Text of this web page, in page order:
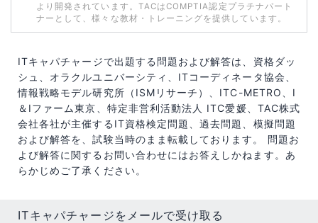
より開発されています。TACはCOMPTIA認定プラチナパート
ナーとして、様々な教材・トレーニングを提供しています。
ITキャパチャージで出題する問題および解答は、資格ダッ
シュ、オラクルユニバーシティ、ITコーディネータ協会、
情報戦略モデル研究所（ISMリサーチ）、ITC-METRO、I
＆Iファーム東京、特定非営利活動法人 ITC愛媛、TAC株式
会社各社が主催するIT資格検定問題、過去問題、模擬問題
および解答を、試験当時のまま転載しております。 問題お
よび解答に関するお問い合わせにはお答えしかねます。あ
らかじめご了承ください。
ITキャパチャージをメールで受け取る